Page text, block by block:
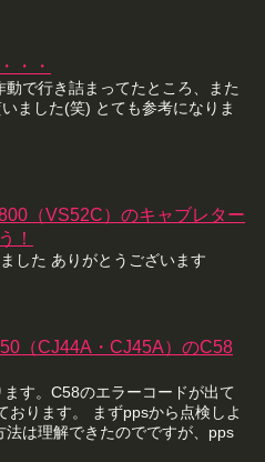
・・
で行き詰まってたところ、また
ました(笑) とても参考になりま
（VS52C）のキャブレター
！
した ありがとうございます
（CJ44A・CJ45A）のC58
す。C58のエラーコードが出て
おります。 まずppsから点検しよ
は理解できたのでですが、pps